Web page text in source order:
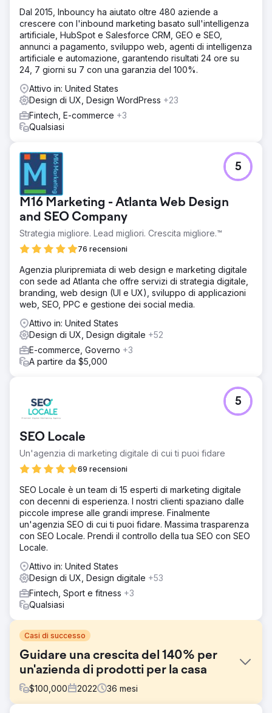
Dal 2015, Inbouncy ha aiutato oltre 480 aziende a
crescere con l'inbound marketing basato sull'intelligenza
artificiale, HubSpot e Salesforce CRM, GEO e SEO,
annunci a pagamento, sviluppo web, agenti di intelligenza
artificiale e automazione, garantendo risultati 24 ore su
24, 7 giorni su 7 con una garanzia del 100%.
Attivo in: United States
Design di UX, Design WordPress +23
Fintech, E-commerce +3
Qualsiasi
M16 Marketing - Atlanta Web Design
and SEO Company
Strategia migliore. Lead migliori. Crescita migliore.™
76 recensioni
5
Agenzia pluripremiata di web design e marketing digitale
con sede ad Atlanta che offre servizi di strategia digitale,
branding, web design (UI e UX), sviluppo di applicazioni
web, SEO, PPC e gestione dei social media.
Attivo in: United States
Design di UX, Design digitale +52
E-commerce, Governo +3
A partire da $5,000
SEO Locale
Un'agenzia di marketing digitale di cui ti puoi fidare
69 recensioni
5
SEO Locale è un team di 15 esperti di marketing digitale
con decenni di esperienza. I nostri clienti spaziano dalle
piccole imprese alle grandi imprese. Finalmente
un'agenzia SEO di cui ti puoi fidare. Massima trasparenza
con SEO Locale. Prendi il controllo della tua SEO con SEO
Locale.
Attivo in: United States
Design di UX, Design digitale +53
Fintech, Sport e fitness +3
Qualsiasi
Casi di successo
Guidare una crescita del 140% per
un'azienda di prodotti per la casa
$100,000 2022 36 mesi